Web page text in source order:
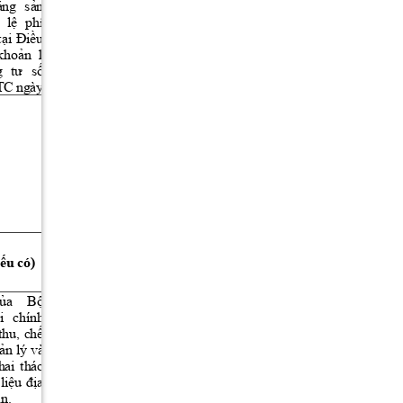
sản
lệ phí
Điều
1
tư số
ngày
có)
Bộ
chính
chế
lý và
thác
liệu địa